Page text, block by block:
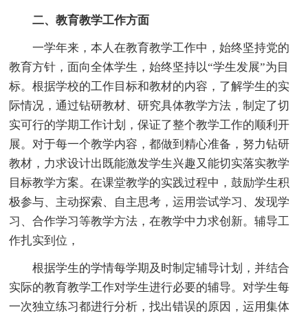
二、教育教学工作方面
一学年来，本人在教育教学工作中，始终坚持党的
教育方针，面向全体学生，始终坚持以“学生发展”为目
标。根据学校的工作目标和教材的内容，了解学生的实
际情况，通过钻研教材、研究具体教学方法，制定了切
实可行的学期工作计划，保证了整个教学工作的顺利开
展。对于每一个教学内容，都做到精心准备，努力钻研
教材，力求设计出既能激发学生兴趣又能切实落实教学
目标教学方案。在课堂教学的实践过程中，鼓励学生积
极参与、主动探索、自主思考，运用尝试学习、发现学
习、合作学习等教学方法，在教学中力求创新。辅导工
作扎实到位，
根据学生的学情每学期及时制定辅导计划，并结合
实际的教育教学工作对学生进行必要的辅导。对学生每
一次独立练习都进行分析，找出错误的原因，运用集体